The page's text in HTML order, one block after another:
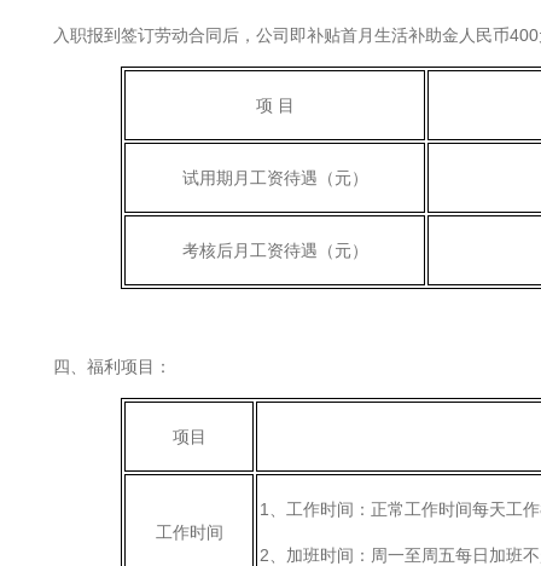
入职报到签订劳动合同后，公司即补贴首月生活补助金人民币
项 目
试用期月工资待遇（元）
考核后月工资待遇（元）
四、福利项目：
项目
工作时间
1、工作时间：正常工作时间每天工
2、加班时间：周一至周五每日加班